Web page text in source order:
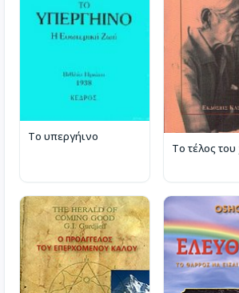
Το υπεργήινο
Το τέλος